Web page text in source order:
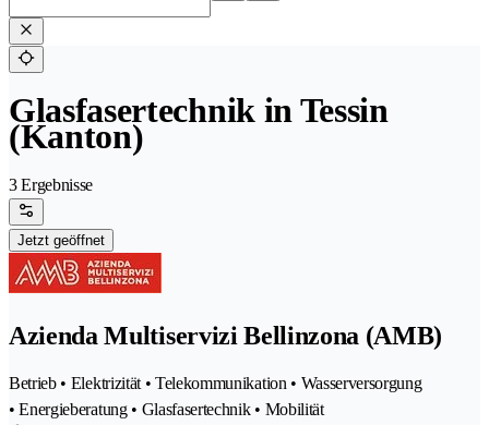
Glasfasertechnik in Tessin
(Kanton)
3 Ergebnisse
Jetzt geöffnet
Azienda Multiservizi Bellinzona (AMB)
Betrieb • Elektrizität • Telekommunikation • Wasserversorgung
• Energieberatung • Glasfasertechnik • Mobilität